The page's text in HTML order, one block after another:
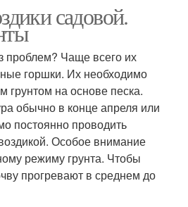
садовой.
проблем? Чаще всего их
горшки. Их необходимо
грунтом на основе песка.
обычно в конце апреля или
постоянно проводить
Особое внимание
режиму грунта. Чтобы
прогревают в среднем до